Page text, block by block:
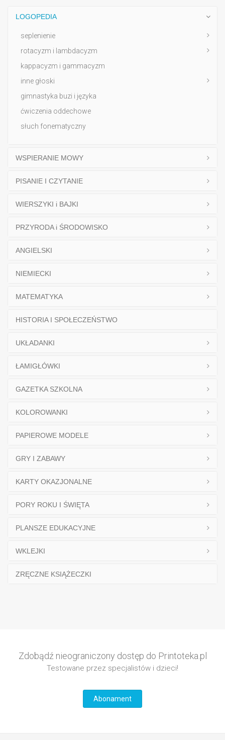
LOGOPEDIA
seplenienie
rotacyzm i lambdacyzm
kappacyzm i gammacyzm
inne głoski
gimnastyka buzi i języka
ćwiczenia oddechowe
słuch fonematyczny
WSPIERANIE MOWY
PISANIE I CZYTANIE
WIERSZYKI i BAJKI
PRZYRODA i ŚRODOWISKO
ANGIELSKI
NIEMIECKI
MATEMATYKA
HISTORIA I SPOŁECZEŃSTWO
UKŁADANKI
ŁAMIGŁÓWKI
GAZETKA SZKOLNA
KOLOROWANKI
PAPIEROWE MODELE
GRY I ZABAWY
KARTY OKAZJONALNE
PORY ROKU I ŚWIĘTA
PLANSZE EDUKACYJNE
WKLEJKI
ZRĘCZNE KSIĄŻECZKI
Zdobądź nieograniczony dostęp do Printoteka.pl
Testowane przez specjalistów i dzieci!
Abonament